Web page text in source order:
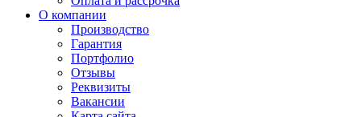
О компании
Производство
Гарантия
Портфолио
Отзывы
Реквизиты
Вакансии